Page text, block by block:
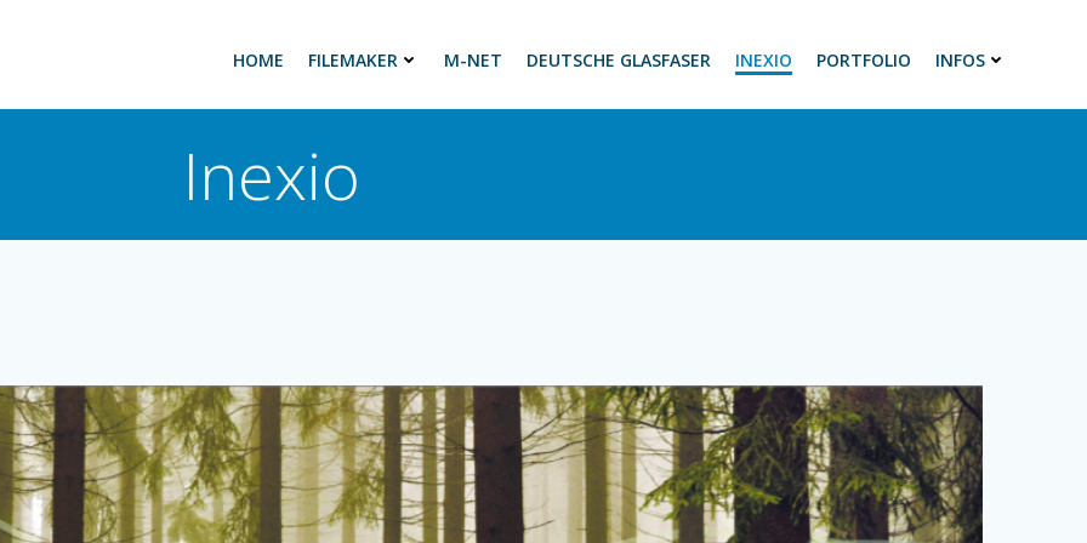
HOME FILEMAKER M-NET DEUTSCHE GLASFASER INEXIO PORTFOLIO INFOS
Inexio